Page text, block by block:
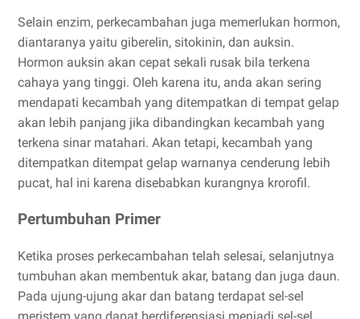
Selain enzim, perkecambahan juga memerlukan hormon,
diantaranya yaitu giberelin, sitokinin, dan auksin.
Hormon auksin akan cepat sekali rusak bila terkena
cahaya yang tinggi. Oleh karena itu, anda akan sering
mendapati kecambah yang ditempatkan di tempat gelap
akan lebih panjang jika dibandingkan kecambah yang
terkena sinar matahari. Akan tetapi, kecambah yang
ditempatkan ditempat gelap warnanya cenderung lebih
pucat, hal ini karena disebabkan kurangnya krorofil.
Pertumbuhan Primer
Ketika proses perkecambahan telah selesai, selanjutnya
tumbuhan akan membentuk akar, batang dan juga daun.
Pada ujung-ujung akar dan batang terdapat sel-sel